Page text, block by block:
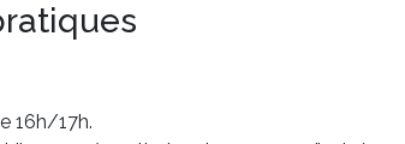
16h/17h.